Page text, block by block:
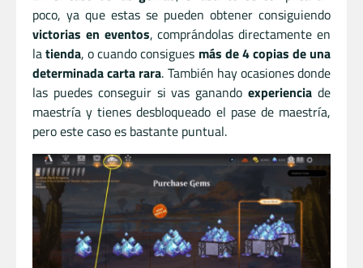
poco, ya que estas se pueden obtener consiguiendo
victorias en eventos, comprándolas directamente en
latienda, o cuando consigues más de 4 copias de una
determinada carta rara. También hay ocasiones donde
las puedes conseguir si vas ganandoexperiencia de
maestría y tienes desbloqueado el pase de maestría,
pero este caso es bastante puntual.